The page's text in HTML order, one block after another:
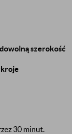
szerokość
30 minut.